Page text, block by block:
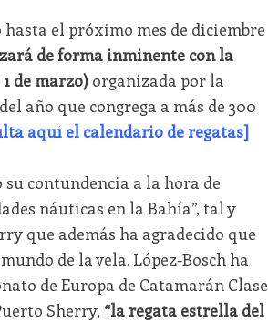
el próximo mes de diciembre
de forma inminente con la
de marzo)organizada por la
año que congrega a más de 300
aquí el calendario de regatas]
contundencia a la hora de
náuticas en la Bahía”, tal y
que además ha agradecido que
de la vela. López-Bosch ha
de Europa de Catamarán Clase
Sherry, “la regata estrella del